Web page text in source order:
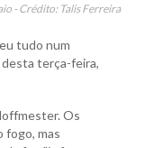
- Crédito: Talis Ferreira
tudo num
terça-feira,
Os
fogo, mas